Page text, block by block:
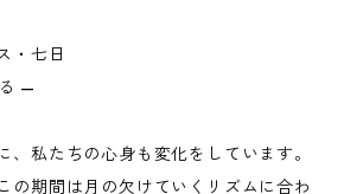
・七日
—
、私たちの心身も変化をしています。
の期間は月の欠けていくリズムに合わ